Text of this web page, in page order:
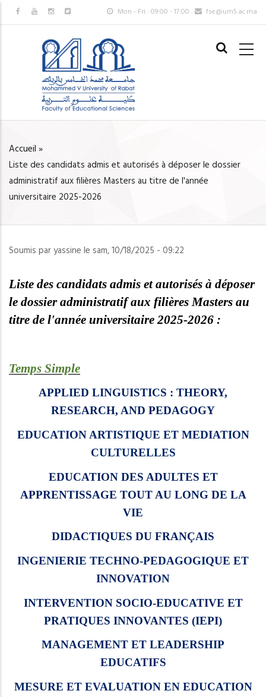
Aller
au
Mon - Fri : 09:00 - 17:00 fse@um5.ac.ma
MAIN
FIL
D'ARIANE
Accueil »
Liste des candidats admis et autorisés à déposer le dossier
administratif aux filières Masters au titre de l'année
universitaire 2025-2026
Soumis paryassine le sam, 10/18/2025 - 09:22
Liste des candidats admis et autorisés à déposer
le dossier administratif aux filières Masters au
titre de l'année universitaire 2025-2026 :
Temps Simple
APPLIED LINGUISTICS : THEORY,
RESEARCH, AND PEDAGOGY
EDUCATION ARTISTIQUE ET MEDIATION
CULTURELLES
EDUCATION DES ADULTES ET
APPRENTISSAGE TOUT AU LONG DE LA
VIE
DIDACTIQUES DU FRANÇAIS
INGENIERIE TECHNO-PEDAGOGIQUE ET
INNOVATION
INTERVENTION SOCIO-EDUCATIVE ET
PRATIQUES INNOVANTES (IEPI)
MANAGEMENT ET LEADERSHIP
EDUCATIFS
MESURE ET EVALUATION EN EDUCATION